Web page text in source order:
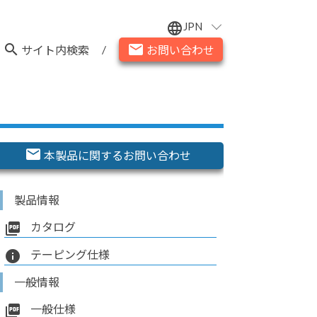
search サイト内検索 / email お問い合わせ
language JPN
email 本製品に関するお問い合わせ
製品情報
picture_as_pdf カタログ
info テーピング仕様
一般情報
picture_as_pdf 一般仕様